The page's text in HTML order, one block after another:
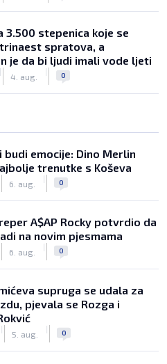
3.500 stepenica koje se
spratova, a
je da bi ljudi imali vode ljeti
|
4. aug.
| 0
budi emocije: Dino Merlin
trenutke s Koševa
6. aug.
| 0
A$AP Rocky potvrdio da
na novim pjesmama
6. aug.
| 0
supruga se udala za
pjevala se Rozga i
|
5. aug.
| 0